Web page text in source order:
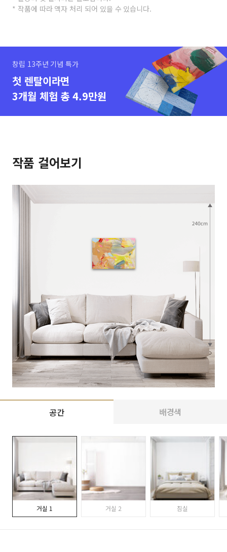
* 작품에 따라 액자 처리 되어 있을 수 있습니다.
창립 13주년 기념 특가
첫 렌탈이라면
3개월 체험 총 4.9만원
작품 걸어보기
공간 배경색
거실 1 거실 2 침실